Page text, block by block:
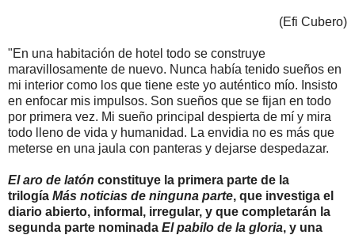
(Efi Cubero)
"En una habitación de hotel todo se construye
maravillosamente de nuevo. Nunca había tenido sueños en
mi interior como los que tiene este yo auténtico mío. Insisto
en enfocar mis impulsos. Son sueños que se fijan en todo
por primera vez. Mi sueño principal despierta de mí y mira
todo lleno de vida y humanidad. La envidia no es más que
meterse en una jaula con panteras y dejarse despedazar.
El aro de latón constituye la primera parte de la
trilogía Más noticias de ninguna parte, que investiga el
diario abierto, informal, irregular, y que completarán la
segunda parte nominada El pabilo de la gloria, y una